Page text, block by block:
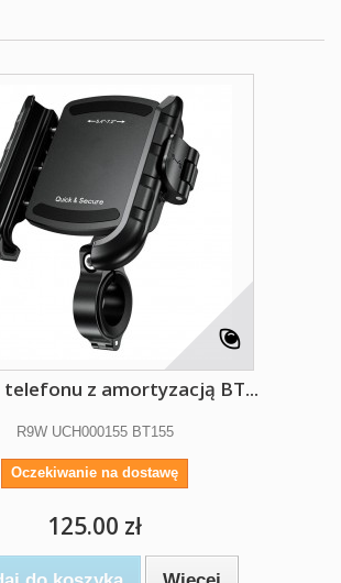
z amortyzacją BT...
R9W UCH000155 BT155
Oczekiwanie na dostawę
125.00 zł